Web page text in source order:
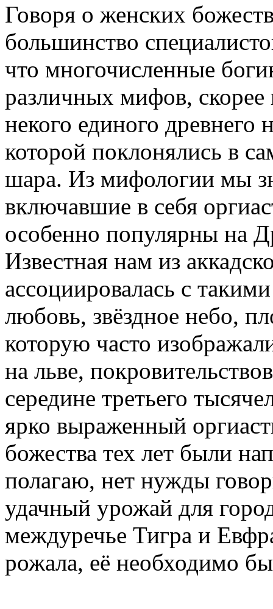
Говоря о женских
большинство
что многочисленные
различных мифов, скорее
некого единого
которой поклонялись в
шара. Из мифологии мы
включавшие в себя
особенно популярны на
Известная нам из
ассоциировалась с
любовь, звёздное небо,
которую часто
на льве,
середине третьего
ярко выраженный
божества тех лет были
полагаю, нет нужды
удачный урожай для
междуречье Тигра и
рожала, её необходимо